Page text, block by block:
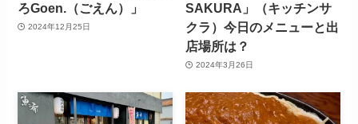
ろGoen.（ごえん）」
2024年12月25日
SAKURA」（キッチンサ
クラ）今日のメニューと出
店場所は？
2024年3月26日